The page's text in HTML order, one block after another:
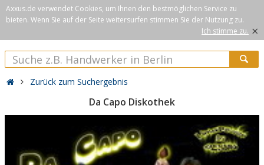
Axxus.de verwendet Cookies, um Ihnen den bestmöglichen Service zu
bieten. Wenn Sie auf der Seite weitersurfen stimmen Sie der Nutzung zu.
Ich stimme zu. ×
Zurück zum Suchergebnis
Da Capo Diskothek